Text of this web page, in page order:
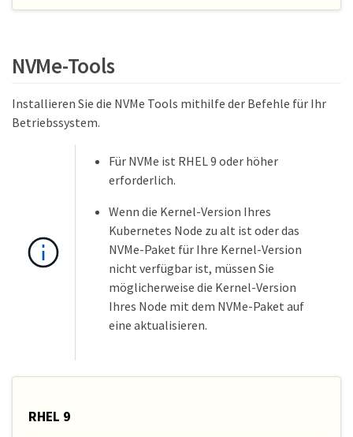
NVMe-Tools
Installieren Sie die NVMe Tools mithilfe der Befehle für Ihr
Betriebssystem.
Für NVMe ist RHEL 9 oder höher
erforderlich.
Wenn die Kernel-Version Ihres
Kubernetes Node zu alt ist oder das
NVMe-Paket für Ihre Kernel-Version
nicht verfügbar ist, müssen Sie
möglicherweise die Kernel-Version
Ihres Node mit dem NVMe-Paket auf
eine aktualisieren.
RHEL 9